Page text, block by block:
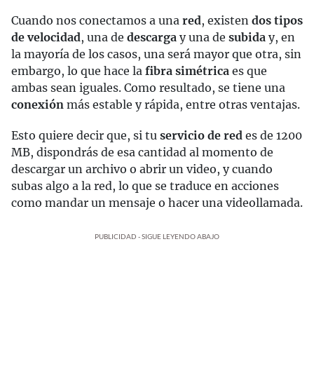
Cuando nos conectamos a una red, existen dos tipos
de velocidad, una de descarga y una de subida y, en
la mayoría de los casos, una será mayor que otra, sin
embargo, lo que hace la fibra simétrica es que
ambas sean iguales. Como resultado, se tiene una
conexión más estable y rápida, entre otras ventajas.
Esto quiere decir que, si tu servicio de red es de 1200
MB, dispondrás de esa cantidad al momento de
descargar un archivo o abrir un video, y cuando
subas algo a la red, lo que se traduce en acciones
como mandar un mensaje o hacer una videollamada.
PUBLICIDAD - SIGUE LEYENDO ABAJO